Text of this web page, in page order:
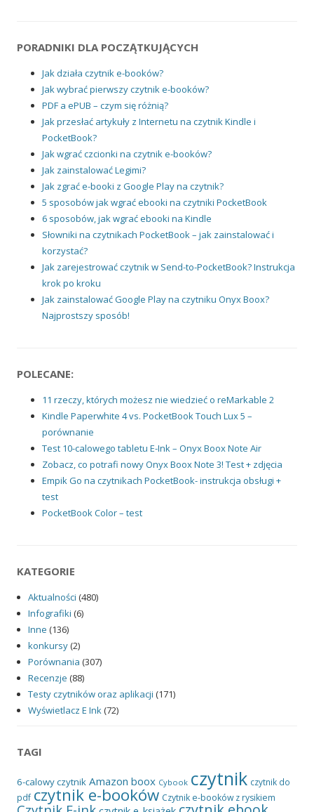
PORADNIKI DLA POCZĄTKUJĄCYCH
Jak działa czytnik e-booków?
Jak wybrać pierwszy czytnik e-booków?
PDF a ePUB – czym się różnią?
Jak przesłać artykuły z Internetu na czytnik Kindle i
PocketBook?
Jak wgrać czcionki na czytnik e-booków?
Jak zainstalować Legimi?
Jak zgrać e-booki z Google Play na czytnik?
5 sposobów jak wgrać ebooki na czytniki PocketBook
6 sposobów, jak wgrać ebooki na Kindle
Słowniki na czytnikach PocketBook – jak zainstalować i
korzystać?
Jak zarejestrować czytnik w Send-to-PocketBook? Instrukcja
krok po kroku
Jak zainstalować Google Play na czytniku Onyx Boox?
Najprostszy sposób!
POLECANE:
11 rzeczy, których możesz nie wiedzieć o reMarkable 2
Kindle Paperwhite 4 vs. PocketBook Touch Lux 5 –
porównanie
Test 10-calowego tabletu E-Ink – Onyx Boox Note Air
Zobacz, co potrafi nowy Onyx Boox Note 3! Test + zdjęcia
Empik Go na czytnikach PocketBook- instrukcja obsługi +
test
PocketBook Color – test
KATEGORIE
Aktualności (480)
Infografiki (6)
Inne (136)
konkursy(2)
Porównania (307)
Recenzje (88)
Testy czytników oraz aplikacji (171)
Wyświetlacz E Ink (72)
TAGI
6-calowy czytnik Amazon boox Cybook czytnik czytnik do
pdf czytnik e-booków Czytnik e-booków z rysikiem